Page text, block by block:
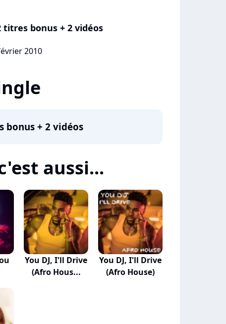
titres bonus + 2 vidéos
2010
bonus + 2 vidéos
aussi...
You DJ, I'll Drive
(Afro Hous...
You DJ, I'll Drive
(Afro House)